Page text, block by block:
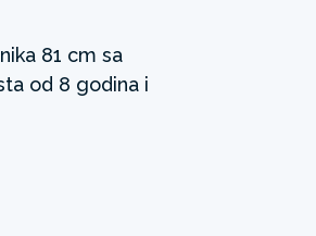
81 cm sa
od 8 godina i